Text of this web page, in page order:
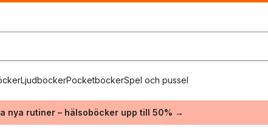
LjudböckerPocketböckerSpel och pussel
nya rutiner – hälsoböcker upp till 50% →